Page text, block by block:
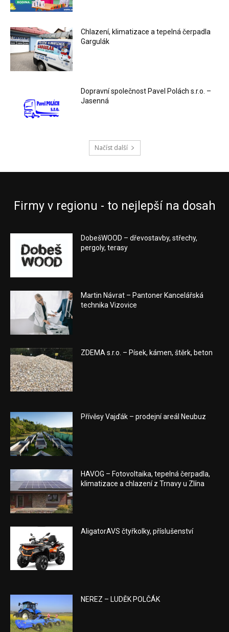
Chlazení, klimatizace a tepelná čerpadla
Gargulák
Dopravní společnost Pavel Polách s.r.o. –
Jasenná
Načíst další
Firmy v regionu - to nejlepší na dosah
DobešWOOD – dřevostavby, střechy,
pergoly, terasy
Martin Návrat – Pantoner Kancelářská
technika Vizovice
ZDEMA s.r.o. – Písek, kámen, štěrk, beton
Přívěsy Vajďák – prodejní areál Neubuz
HAVOG – Fotovoltaika, tepelná čerpadla,
klimatizace a chlazení z Trnavy u Zlína
AligatorAVS čtyřkolky, příslušenství
NEREZ – LUDĚK POLČÁK